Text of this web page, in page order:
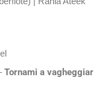
Tornami a vagheggiar